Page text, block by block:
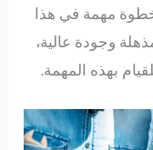
مهمة في هذا
وجودة عالية،
بهذه المهمة.